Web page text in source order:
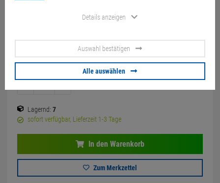
12.90 €
6.00€
Lagernd: 7
sofort verfügbar, Lieferzeit 1-3 Tage
In den Warenkorb
Zum Merkzettel
Details anzeigen
Auswahl bestätigen
Alle auswählen